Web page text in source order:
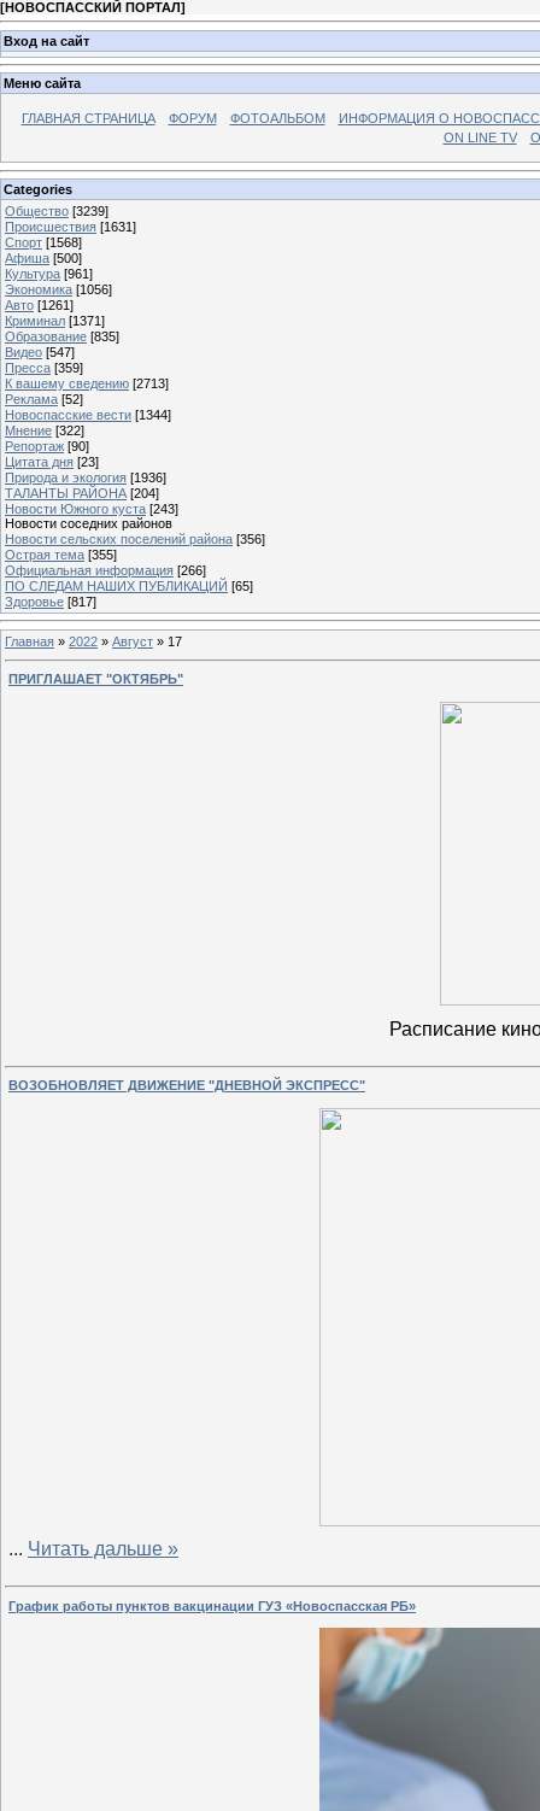
[НОВОСПАССКИЙ ПОРТАЛ]
Вход на сайт
Меню сайта
ГЛАВНАЯ СТРАНИЦА ФОРУМ ФОТОАЛЬБОМ
ИНФОРМАЦИЯ О
ON LINE TV
Categories
Общество [3239]
Происшествия [1631]
Спорт [1568]
Афиша [500]
Культура [961]
Экономика [1056]
Авто [1261]
Криминал [1371]
Образование [835]
Видео [547]
Пресса [359]
К вашему сведению [2713]
Реклама [52]
Новоспасские вести [1344]
Мнение [322]
Репортаж [90]
Цитата дня [23]
Природа и экология [1936]
ТАЛАНТЫ РАЙОНА [204]
Новости Южного куста [243]
Новости соседних районов
Новости сельских поселений района [356]
Острая тема [355]
Официальная информация [266]
ПО СЛЕДАМ НАШИХ ПУБЛИКАЦИЙ [65]
Здоровье [817]
Главная » 2022 » Август » 17
ПРИГЛАШАЕТ "ОКТЯБРЬ"
Расписание
ВОЗОБНОВЛЯЕТ ДВИЖЕНИЕ "ДНЕВНОЙ ЭКСПРЕСС"
... Читать дальше »
График работы пунктов вакцинации ГУЗ «Новоспасская РБ»